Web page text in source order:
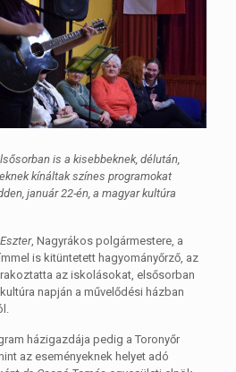
is a kisebbeknek, délután,
kínáltak színes programokat
január 22-én, a magyar kultúra
, Nagyrákos polgármestere, a
is kitüntetett hagyományőrző, az
az iskolásokat, elsősorban
napján a művelődési házban
házigazdája pedig a Toronyőr
az eseményeknek helyet adó